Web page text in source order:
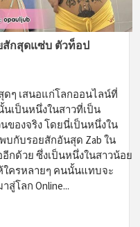
สักสุดแซ่บ ตัวท็อป
ดๆ เสนอแก่โลกออนไลน์ที่
เป็นหนึ่งในสาวที่เป็น
ของจริง โดยนี่เป็นหนึ่งใน
บกับรอยสักอันสุด Zab ใน
อีกด้วย ซึ่งเป็นหนึ่งในสาวน้อย
ใครหลายๆ คนนั้นแทบจะ
โลก Online...